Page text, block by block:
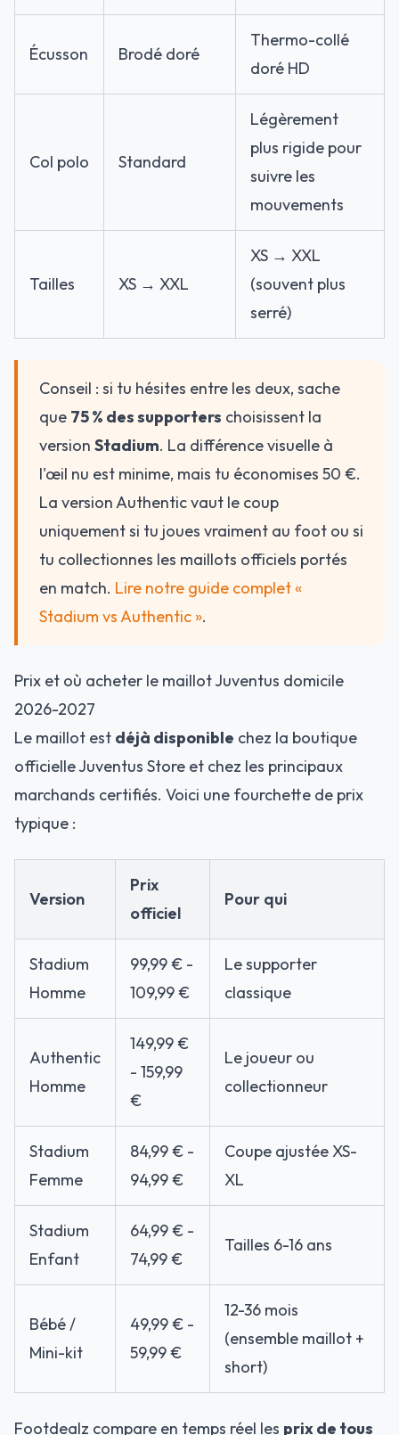
Écusson Brodé doré
Thermo-collé
doré HD
Col polo Standard
Légèrement
plus rigide pour
suivre les
mouvements
Tailles XS → XXL
XS → XXL
(souvent plus
serré)
Conseil : si tu hésites entre les deux, sache
que 75 % des supporters choisissent la
version Stadium. La différence visuelle à
l'œil nu est minime, mais tu économises 50 €.
La version Authentic vaut le coup
uniquement si tu joues vraiment au foot ou si
tu collectionnes les maillots officiels portés
en match. Lire notre guide complet «
Stadium vs Authentic ».
Prix et où acheter le maillot Juventus domicile
2026-2027
Le maillot est déjà disponible chez la boutique
officielle Juventus Store et chez les principaux
marchands certifiés. Voici une fourchette de prix
typique :
Version
Prix
officiel
Pour qui
Stadium
Homme
99,99 € -
109,99 €
Le supporter
classique
Authentic
Homme
149,99 €
- 159,99
€
Le joueur ou
collectionneur
Stadium
Femme
84,99 € -
94,99 €
Coupe ajustée XS-
XL
Stadium
Enfant
64,99 € -
74,99 €
Tailles 6-16 ans
Bébé /
Mini-kit
49,99 € -
59,99 €
12-36 mois
(ensemble maillot +
short)
Footdealz compare en temps réel les prix de tous